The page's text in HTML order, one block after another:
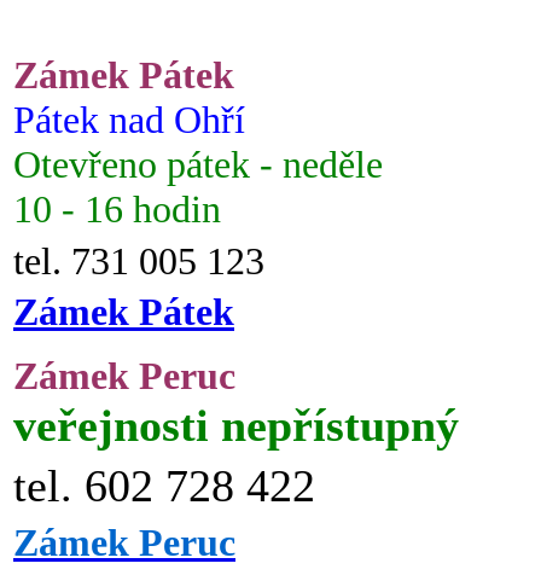
Zámek Pátek
Pátek nad Ohří
Otevřeno pátek - neděle
10 - 16 hodin
tel. 731 005 123
Zámek Pátek
Zámek Peruc
veřejnosti nepřístupný
tel. 602 728 422
Zámek Peruc